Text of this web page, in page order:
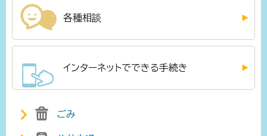
各種相談
インターネットでできる手続き
ごみ